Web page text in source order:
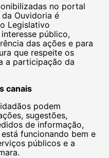
no portal
Ouvidoria é
Legislativo
público,
das ações e para
que respeite os
a participação da
canais
podem
sugestões,
de informação,
funcionando bem e
públicos e a